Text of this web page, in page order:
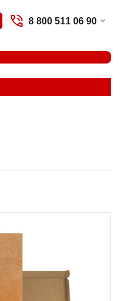
8 800 511 06 90